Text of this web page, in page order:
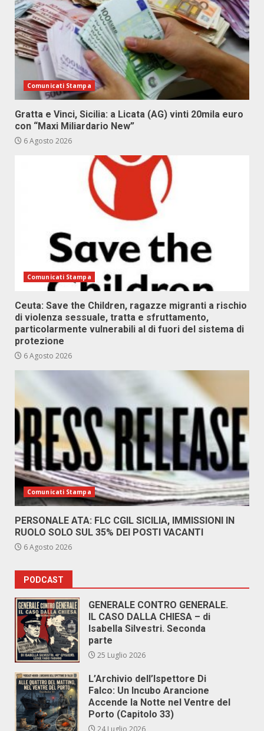
Comunicati Stampa
Gratta e Vinci, Sicilia: a Licata (AG) vinti 20mila euro
con “Maxi Miliardario New”
6 Agosto 2026
Comunicati Stampa
Ceuta: Save the Children, ragazze migranti a rischio
di violenza sessuale, tratta e sfruttamento,
particolarmente vulnerabili al di fuori del sistema di
protezione
6 Agosto 2026
Comunicati Stampa
PERSONALE ATA: FLC CGIL SICILIA, IMMISSIONI IN
RUOLO SOLO SUL 35% DEI POSTI VACANTI
6 Agosto 2026
PODCAST
GENERALE CONTRO GENERALE.
IL CASO DALLA CHIESA – di
Isabella Silvestri. Seconda
parte
25 Luglio 2026
L’Archivio dell’Ispettore Di
Falco: Un Incubo Arancione
Accende la Notte nel Ventre del
Porto (Capitolo 33)
24 Luglio 2026